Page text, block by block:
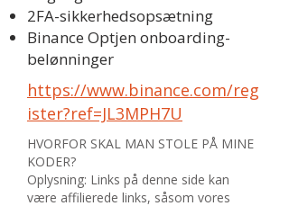
2FA-sikkerhedsopsætning
Binance Optjen onboarding-
belønninger
https://www.binance.com/reg
ister?ref=JL3MPH7U
HVORFOR SKAL MAN STOLE PÅ MINE
KODER?
Oplysning: Links på denne side kan
være affilierede links, såsom vores